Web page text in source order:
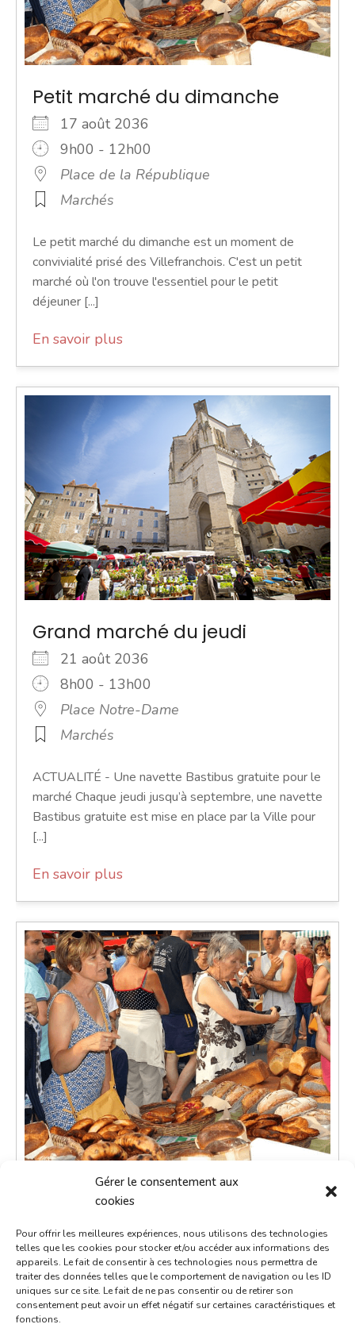
Gérer le consentement aux
cookies
Pour offrir les meilleures expériences, nous utilisons des technologies
telles que les cookies pour stocker et/ou accéder aux informations des
appareils. Le fait de consentir à ces technologies nous permettra de
traiter des données telles que le comportement de navigation ou les ID
uniques sur ce site. Le fait de ne pas consentir ou de retirer son
consentement peut avoir un effet négatif sur certaines caractéristiques et
fonctions.
Petit marché du dimanche
17 août 2036
9h00 - 12h00
Place de la République
Marchés
Le petit marché du dimanche est un moment de
convivialité prisé des Villefranchois. C'est un petit
marché où l'on trouve l'essentiel pour le petit
déjeuner [...]
En savoir plus
Grand marché du jeudi
21 août 2036
8h00 - 13h00
Place Notre-Dame
Marchés
ACTUALITÉ - Une navette Bastibus gratuite pour le
marché Chaque jeudi jusqu’à septembre, une navette
Bastibus gratuite est mise en place par la Ville pour
[...]
En savoir plus
Petit marché du dimanche
9h00 - 12h00
Place de la République
Marchés